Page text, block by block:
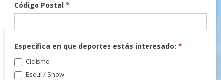
MARCAS
Código Postal*
Especifica en que deportes estás interesado:*
Ciclismo
Esquí / Snow